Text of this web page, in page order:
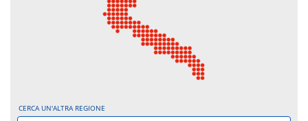
CERCA UN'ALTRA REGIONE